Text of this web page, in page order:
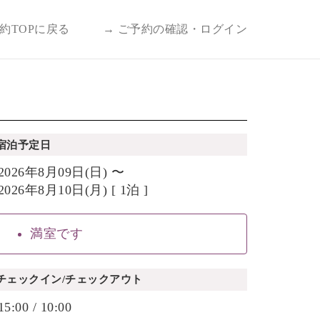
TOPに戻る → ご予約の確認・ログイン
泊予定日
年8月09日(日) 〜
年8月10日(月) [ 1泊 ]
満室です
ェックイン/チェックアウト
/ 10:00